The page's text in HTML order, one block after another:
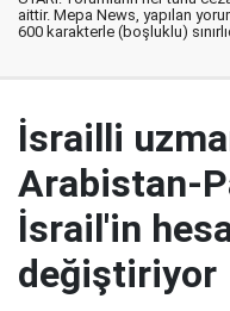
aittir. Mepa News, yapılan
600 karakterle (boşluklu)
İsrailli
Arabistan-
İsrail'in
değiştiriyor